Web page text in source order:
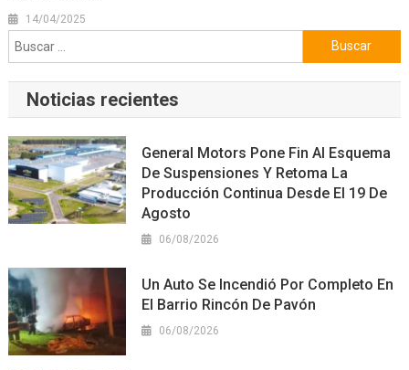
14/04/2025
Buscar:
Noticias recientes
General Motors Pone Fin Al Esquema
De Suspensiones Y Retoma La
Producción Continua Desde El 19 De
Agosto
06/08/2026
Un Auto Se Incendió Por Completo En
El Barrio Rincón De Pavón
06/08/2026